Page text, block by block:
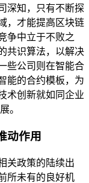
深知，只有不断探
，才能提高区块链
争中立于不败之
共识算法，以解决
些公司则在智能合
能的合约模板，为
术创新就如同企业
。
动作用
关政策的陆续出
所未有的良好机